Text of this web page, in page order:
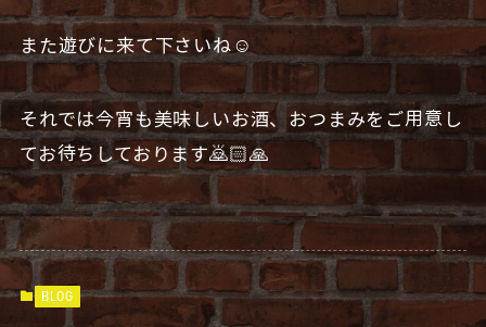
また遊びに来て下さいね☺️
それでは今宵も美味しいお酒、おつまみをご用意し
てお待ちしております🙇🏻🙏
BLOG